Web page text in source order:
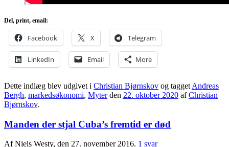
Del, print, email:
Facebook X Telegram
LinkedIn Email More
Dette indlæg blev udgivet i Christian Bjørnskov og tagget Andreas
Bergh, markedsøkonomi, Myterden 22. oktober 2020 afChristian
Bjørnskov.
Manden der stjal Cuba’s fremtid er død
Af Niels Westy, den 27. november 2016. 1 svar